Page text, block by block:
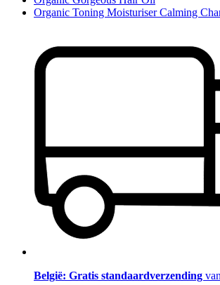
Organic Toning Moisturiser Calming
België: Gratis standaardverzending